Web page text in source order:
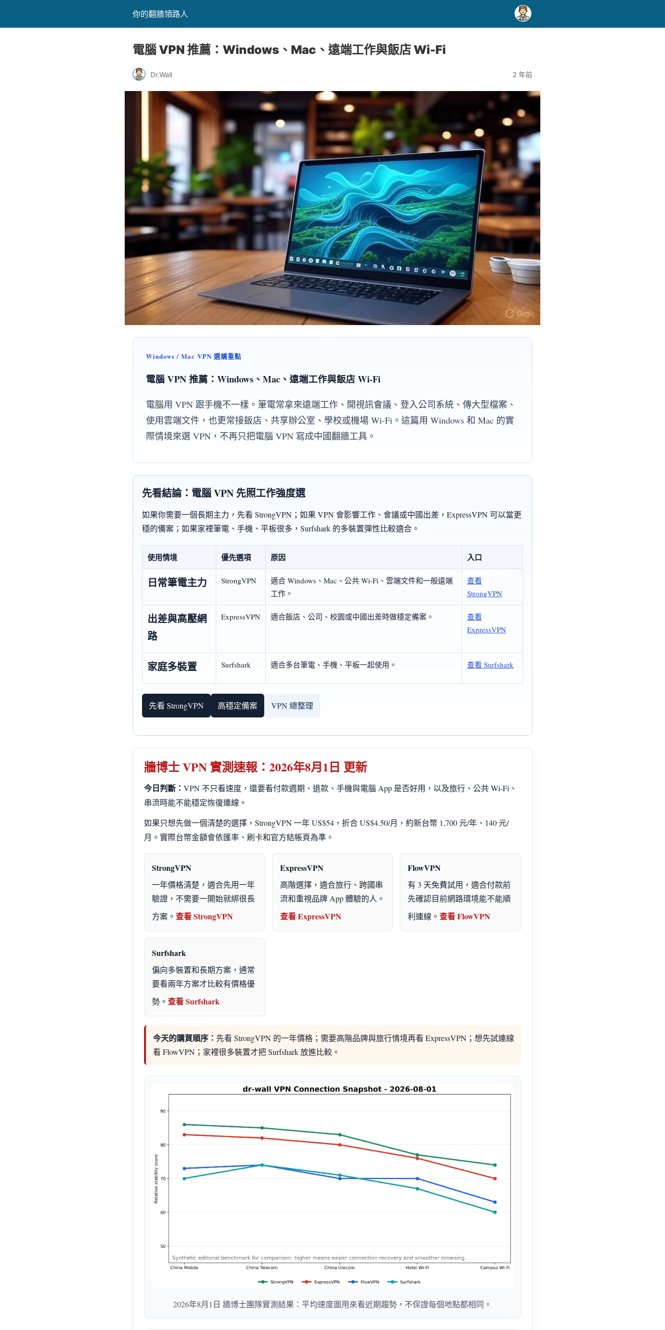
你的翻牆領路人
電腦 VPN 推薦：Windows、Mac、遠端工作與飯店 Wi-Fi
Dr.Wall 2 年前
Windows / Mac VPN 選購重點
電腦 VPN 推薦：Windows、Mac、遠端工作與飯店 Wi-Fi
電腦用 VPN 跟手機不一樣。筆電常拿來遠端工作、開視訊會議、登入公司系統、傳大型檔案、
使用雲端文件，也更常接飯店、共享辦公室、學校或機場 Wi-Fi。這篇用 Windows 和 Mac 的實
際情境來選 VPN，不再只把電腦 VPN 寫成中國翻牆工具。
先看結論：電腦 VPN 先照工作強度選
如果你需要一個長期主力，先看 StrongVPN；如果 VPN 會影響工作、會議或中國出差，ExpressVPN 可以當更
穩的備案；如果家裡筆電、手機、平板很多，Surfshark 的多裝置彈性比較適合。
使用情境 優先選項 原因 入口
日常筆電主力 StrongVPN
適合 Windows、Mac、公共 Wi-Fi、雲端文件和一般遠端
工作。
查看
StrongVPN
出差與高壓網
路
ExpressVPN 適合飯店、公司、校園或中國出差時做穩定備案。
查看
ExpressVPN
家庭多裝置 Surfshark 適合多台筆電、手機、平板一起使用。 查看 Surfshark
先看 StrongVPN 高穩定備案 VPN 總整理
牆博士 VPN 實測速報：2026年8月1日 更新
今日判斷： VPN 不只看速度，還要看付款週期、退款、手機與電腦 App 是否好用，以及旅行、公共 Wi-Fi、
串流時能不能穩定恢復連線。
如果只想先做一個清楚的選擇，StrongVPN 一年 US$54，折合 US$4.50/月，約新台幣 1,700 元/年、140 元/
月。實際台幣金額會依匯率、刷卡和官方結帳頁為準。
StrongVPN
一年價格清楚，適合先用一年
驗證，不需要一開始就綁很長
方案。 查看 StrongVPN
ExpressVPN
高階選擇，適合旅行、跨國串
流和重視品牌 App 體驗的人。
查看 ExpressVPN
FlowVPN
有 3 天免費試用，適合付款前
先確認目前網路環境能不能順
利連線。查看 FlowVPN
Surfshark
偏向多裝置和長期方案，通常
要看兩年方案才比較有價格優
勢。 查看 Surfshark
今天的購買順序： 先看 StrongVPN 的一年價格；需要高階品牌與旅行情境再看 ExpressVPN；想先試連線
看 FlowVPN；家裡很多裝置才把 Surfshark 放進比較。
2026年8月1日 牆博士團隊實測結果：平均速度圖用來看近期趨勢，不保證每個地點都相同。